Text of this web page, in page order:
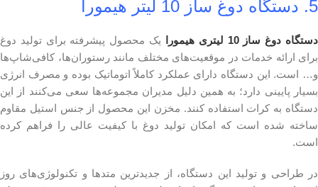
5. دستگاه دوغ ساز 10 لیتر هیمورا
دستگاه دوغ ساز 10 لیتری هیمورا
یک محصول پیشرفته برای تولید دوغ
برای ارائه خدمات در موقعیت‌های مختلف مانند رستوران‌ها، کافی‌شاپ‌ها
و… است. این دستگاه دارای عملکرد کاملاً اتوماتیک بوده و مصرف انرژی
بسیار پایینی دارد؛ به همین دلیل مدیران مجموعه‌ها سعی می‌کنند از این
دستگاه به کرات استفاده کنند. مخزن این محصول از جنس استیل مقاوم
ساخته شده است که امکان تولید دوغ با کیفیت عالی را فراهم کرده
است.
در طراحی و تولید این دستگاه، از جدیدترین متدها و تکنولوژی‌های روز